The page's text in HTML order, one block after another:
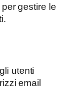
gestire le
utenti
email